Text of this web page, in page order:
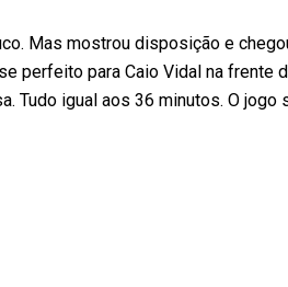
Mas mostrou disposição e
perfeito para Caio Vidal na frente
Tudo igual aos 36 minutos. O jogo